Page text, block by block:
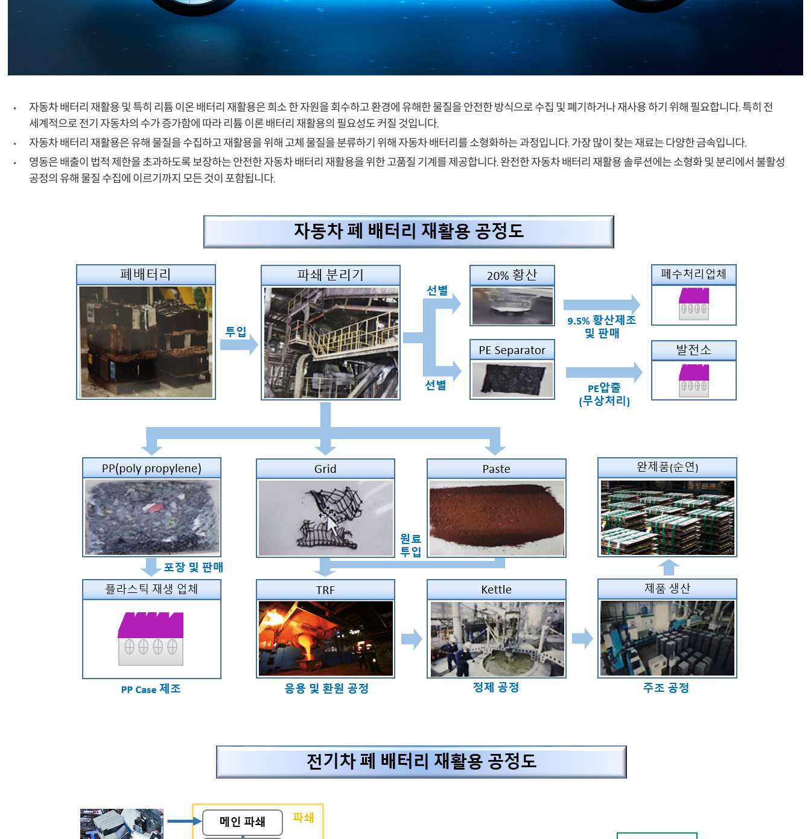
자동차 배터리 재활용 및 특히 리튬 이온 배터리 재활용은 희소 한 자원을 회수하고 환경에 유해한 물질을 안전한 방식으로 수집 및 폐기하거나 재사용 하기 위해 필요합니다. 특히 전
세계적으로 전기 자동차의 수가 증가함에 따라 리튬 이론 배터리 재활용의 필요성도 커질 것입니다.
자동차 배터리 재활용은 유해 물질을 수집하고 재활용을 위해 고체 물질을 분류하기 위해 자동차 배터리를 소형화하는 과정입니다. 가장 많이 찾는 재료는 다양한 금속입니다.
영동은 배출이 법적 제한을 초과하도록 보장하는 안전한 자동차 배터리 재활용을 위한 고품질 기계를 제공합니다. 완전한 자동차 배터리 재활용 솔루션에는 소형화 및 분리에서 불활성
공정의 유해 물질 수집에 이르기까지 모든 것이 포함됩니다.